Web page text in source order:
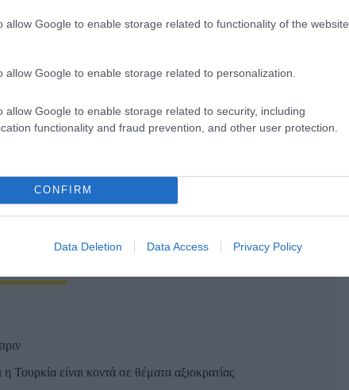
allow Google to enable storage related to functionality of the website
allow Google to enable storage related to personalization.
allow Google to enable storage related to security, including
functionality and fraud prevention, and other user protection.
CONFIRM
Data Deletion Data Access Privacy Policy
συνδέει την υπόθεση με το
αξιοκρατίας στη χώρα.
ολοένα και μεγαλύτερες διαστάσεις, καθώς
πρόσφατο σκάνδαλο πλαστογραφιών, στο
ΚΥΒΕΡΝΗΣΗΣ ΠΛΑΣΤΑ ΠΤΥΧΙΑ Χ.ΦΙΝΤΑΝ